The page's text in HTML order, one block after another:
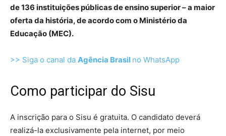
de 136 instituições públicas de ensino superior – a maior
oferta da história, de acordo com o Ministério da
Educação (MEC).
>> Siga o canal da Agência Brasil no WhatsApp
Como participar do Sisu
A inscrição para o Sisu é gratuita. O candidato deverá
realizá-la exclusivamente pela internet, por meio